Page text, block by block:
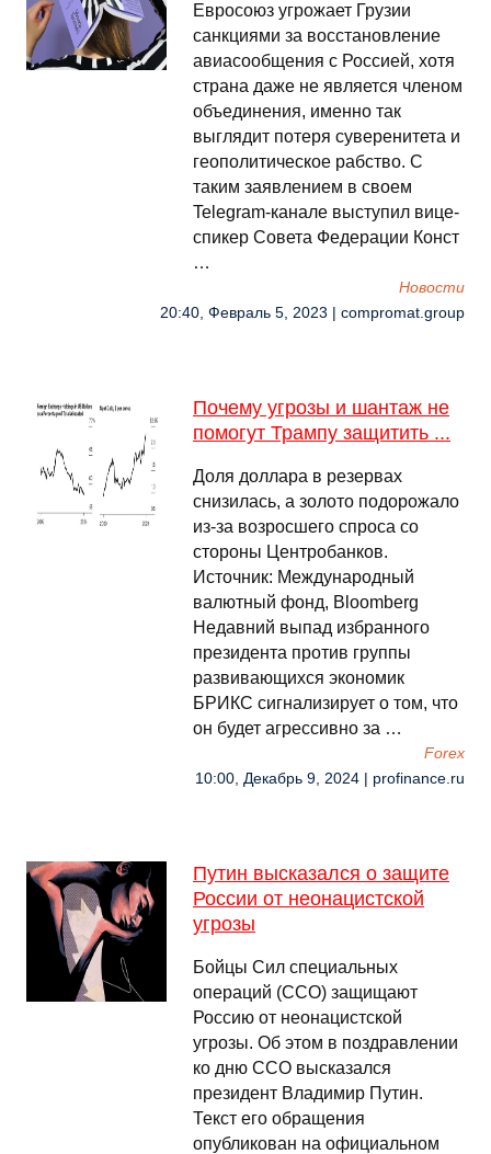
Евросоюз угрожает Грузии
санкциями за восстановление
авиасообщения с Россией, хотя
страна даже не является членом
объединения, именно так
выглядит потеря суверенитета и
геополитическое рабство. С
таким заявлением в своем
Telegram-канале выступил вице-
спикер Совета Федерации Конст
…
Новости
20:40, Февраль 5, 2023 | compromat.group
Почему угрозы и шантаж не
помогут Трампу защитить ...
Доля доллара в резервах
снизилась, а золото подорожало
из-за возросшего спроса со
стороны Центробанков.
Источник: Международный
валютный фонд, Bloomberg
Недавний выпад избранного
президента против группы
развивающихся экономик
БРИКС сигнализирует о том, что
он будет агрессивно за …
Forex
10:00, Декабрь 9, 2024 | profinance.ru
Путин высказался о защите
России от неонацистской
угрозы
Бойцы Сил специальных
операций (ССО) защищают
Россию от неонацистской
угрозы. Об этом в поздравлении
ко дню ССО высказался
президент Владимир Путин.
Текст его обращения
опубликован на официальном